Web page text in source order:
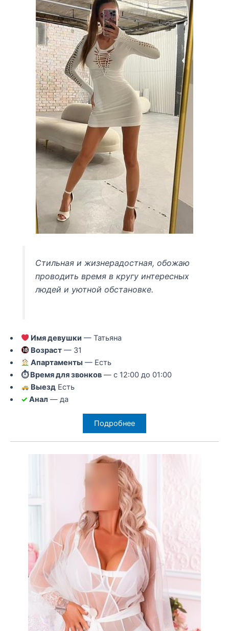
Стильная и жизнерадостная, обожаю
проводить время в кругу интересных
людей и уютной обстановке.
Имя девушки — Татьяна
Возраст — 31
Апартаменты — Есть
⏱ Время для звонков— с 12:00 до 01:00
Выезд Есть
✓ Анал — да
Подробнее